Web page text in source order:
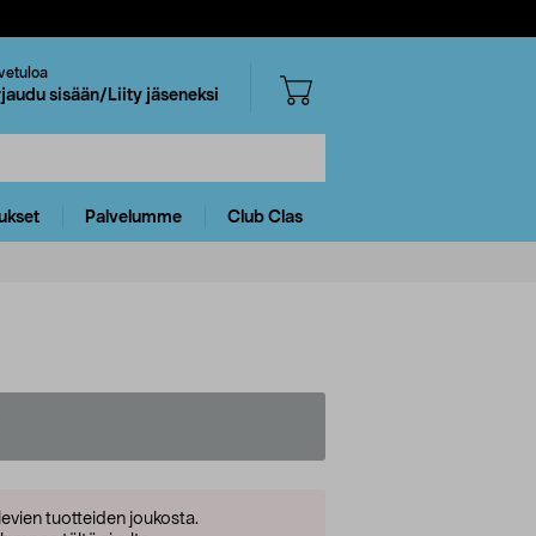
sisään/Liity jäseneksi
Palvelumme Club Clas
tuotteiden joukosta.